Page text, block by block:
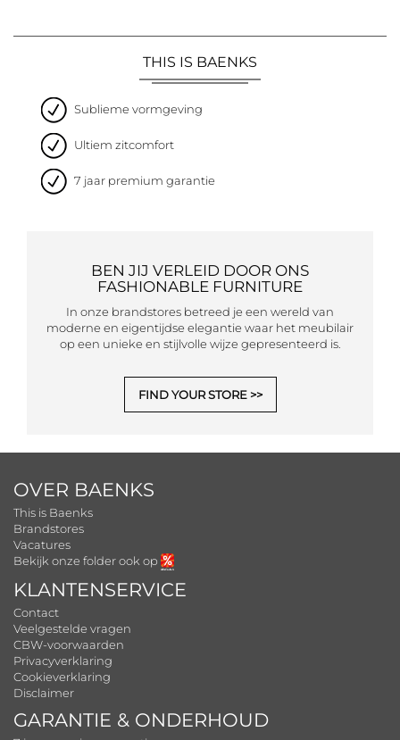
THIS IS BAENKS
Sublieme vormgeving
Ultiem zitcomfort
7 jaar premium garantie
BEN JIJ VERLEID DOOR ONS
FASHIONABLE FURNITURE
In onze brandstores betreed je een wereld van
moderne en eigentijdse elegantie waar het meubilair
op een unieke en stijlvolle wijze gepresenteerd is.
FIND YOUR STORE
OVER BAENKS
This is Baenks
Brandstores
Vacatures
Bekijk onze folder ook op
KLANTENSERVICE
Contact
Veelgestelde vragen
CBW-voorwaarden
Privacyverklaring
Cookieverklaring
Disclaimer
GARANTIE & ONDERHOUD